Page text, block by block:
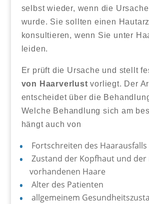
selbst wieder, wenn die
wurde. Sie sollten einen
konsultieren, wenn Sie unter
leiden.
Er prüft die Ursache und stellt
von Haarverlust vorliegt. Der
entscheidet über die
Welche Behandlung sich am
hängt auch von
Fortschreiten des Haarausfalls
Zustand der Kopfhaut und der
vorhandenen Haare
Alter des Patienten
allgemeinem